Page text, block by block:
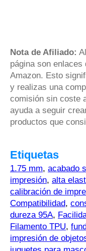
Nota de Afiliado:
página son
Amazon. Esto
y realizas una
comisión sin coste
ayuda a seguir
productos que
Etiquetas
1.75 mm, acabado
impresión, alta
calibración de
Compatibilidad,
dureza 95A,
Filamento TPU,
impresión de